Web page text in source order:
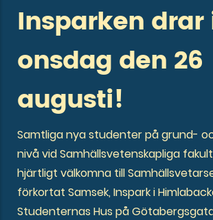
Insparken
onsdag den 26
augusti!
Samtliga nya studenter på grund-
nivå vid Samhällsvetenskapliga
hjärtligt välkomna till
förkortat Samsek, Inspark i
Studenternas Hus på